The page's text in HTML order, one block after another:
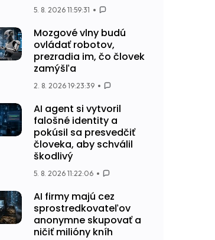
5. 8. 2026 11:59:31
Mozgové vlny budú
ovládať robotov,
prezradia im, čo človek
zamýšľa
2. 8. 2026 19:23:39
AI agent si vytvoril
falošné identity a
pokúsil sa presvedčiť
človeka, aby schválil
škodlivý
5. 8. 2026 11:22:06
AI firmy majú cez
sprostredkovateľov
anonymne skupovať a
ničiť milióny kníh